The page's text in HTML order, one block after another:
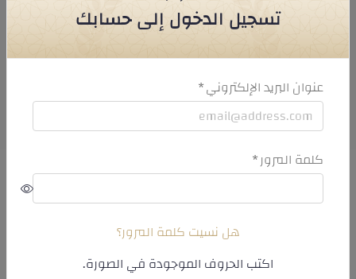
تم إصدار التصريح
روابط سريعة
تسجيل الدخول إلى حسابك
عنوان البريد الإلكتروني
كلمة المرور
هل نسيت كلمة المرور؟
اكتب الحروف الموجودة في الصورة.